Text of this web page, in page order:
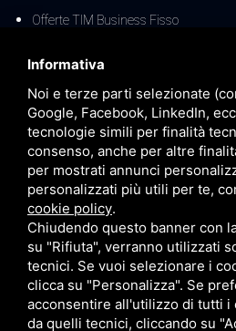
Offerte TIM Business Fisso
TIM Business Centralino Cloud
Offerte TIM Unica Business
Servizio Denat TIM Business
TIM BUSINESS 5G
TIM Business Servizi IT
Offerte TIM Business Voucher FIBRA
Offerta TIM Energia
Informativa
Noi e terze parti selezionate
Google, Facebook, LinkedIn,
tecnologie simili per finalità
consenso, anche per altre
per mostrati annunci
personalizzati più utili per te,
cookie policy.
Chiudendo questo banner con
su "Rifiuta", verranno utilizzati
tecnici. Se vuoi selezionare i
clicca su "Personalizza". Se
acconsentire all'utilizzo di tutti i
da quelli tecnici, cliccando su